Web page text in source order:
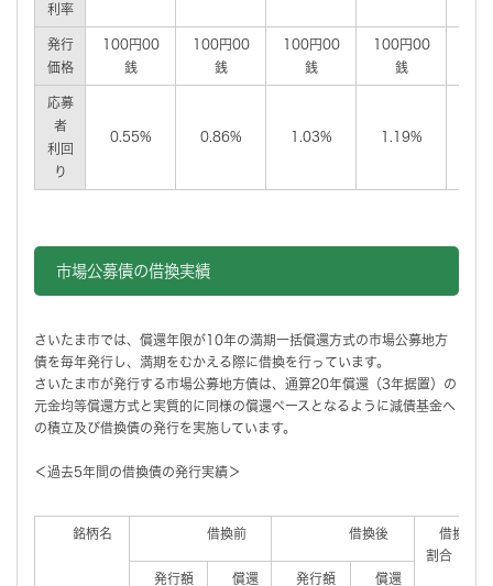
利率
発行
価格
100円00
銭
100円00
銭
100円00
銭
100円00
銭
応募
者
利回
り
0.55% 0.86% 1.03% 1.19%
市場公募債の借換実績
さいたま市では、償還年限が10年の満期一括償還方式の市場公募地方
債を毎年発行し、満期をむかえる際に借換を行っています。
さいたま市が発行する市場公募地方債は、通算20年償還（3年据置）の
元金均等償還方式と実質的に同様の償還ペースとなるように減債基金へ
の積立及び借換債の発行を実施しています。
＜過去5年間の借換債の発行実績＞
銘柄名 借換前 借換後
借換
割合
発行額
償還
発行額
償還